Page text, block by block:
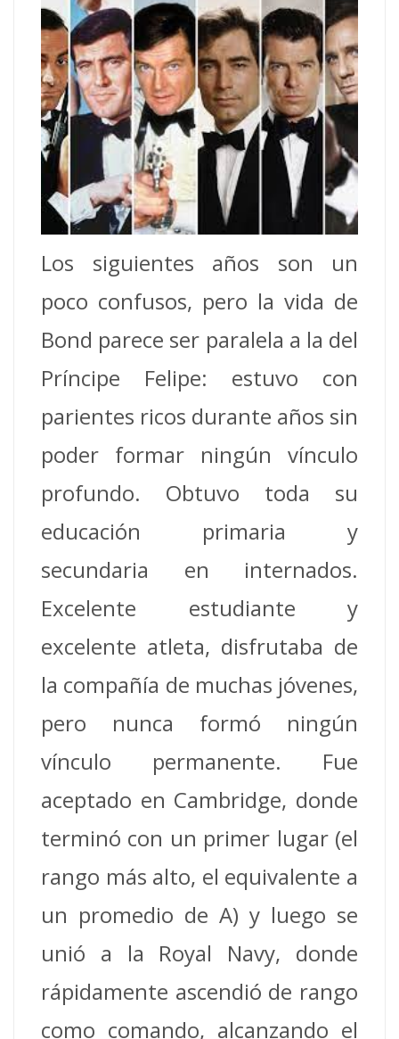
Los siguientes años son un
poco confusos, pero la vida de
Bond parece ser paralela a la del
Príncipe Felipe: estuvo con
parientes ricos durante años sin
poder formar ningún vínculo
profundo. Obtuvo toda su
educación primaria y
secundaria en internados.
Excelente estudiante y
excelente atleta, disfrutaba de
la compañía de muchas jóvenes,
pero nunca formó ningún
vínculo permanente. Fue
aceptado en Cambridge, donde
terminó con un primer lugar (el
rango más alto, el equivalente a
un promedio de A) y luego se
unió a la Royal Navy, donde
rápidamente ascendió de rango
como comando, alcanzando el